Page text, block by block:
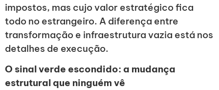
impostos, mas cujo valor estratégico fica
todo no estrangeiro. A diferença entre
transformação e infraestrutura vazia está nos
detalhes de execução.
O sinal verde escondido: a mudança
estrutural que ninguém vê